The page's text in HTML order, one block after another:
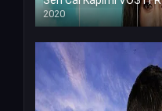
2020